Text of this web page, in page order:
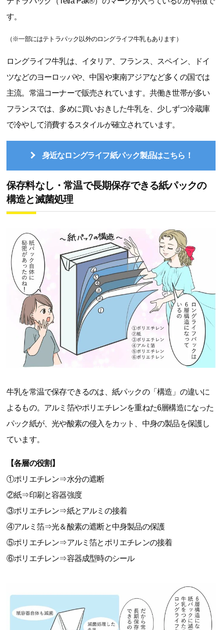
す。
（※一部にはテトラパック以外のロングライフ牛乳もあります）
ロングライフ牛乳は、イタリア、フランス、スペイン、ドイ
ツなどのヨーロッパや、中国や東南アジアなど多くの国では
主流。常温コーナーで販売されています。共働き世帯が多い
フランスでは、多めに買いおきした牛乳を、少しずつ冷蔵庫
で冷やして消費するスタイルが確立されています。
身近なロングライフ紙パック製品はこちら！
保存料なし・常温で長期保存できる紙パックの
構造と滅菌処理
牛乳を常温で保存できるのは、紙パックの「構造」の違いに
よるもの。アルミ箔やポリエチレンを重ねた6層構造になった
パック紙が、光や酸素の侵入をカット、中身の製品を保護し
ています。
【各層の役割】
①ポリエチレン⇒水分の遮断
②紙⇒印刷と容器強度
③ポリエチレン⇒紙とアルミの接着
④アルミ箔⇒光＆酸素の遮断と中身製品の保護
⑤ポリエチレン⇒アルミ箔とポリエチレンの接着
⑥ポリエチレン⇒容器成型時のシール